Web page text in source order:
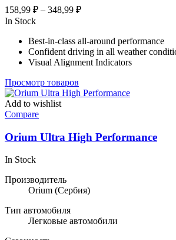
158,99 ₽ – 348,99 ₽Диапазон
–
348,99 ₽
In Stock
Best-in-class all-around performance
Confident driving in all weather
Visual Alignment Indicators
Просмотр товаров
Add to wishlist
Compare
Orium Ultra High Performance
In Stock
Производитель
Orium (Сербия)
Тип автомобиля
Легковые автомобили